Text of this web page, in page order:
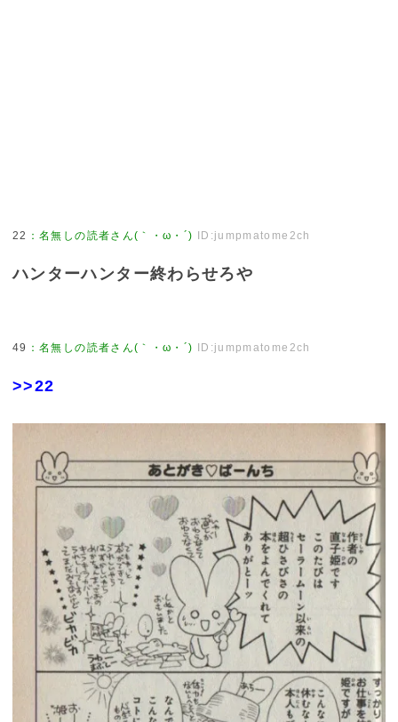
22 ：名無しの読者さん(｀・ω・´) ID:jumpmatome2ch
ハンターハンター終わらせろや
49 ：名無しの読者さん(｀・ω・´) ID:jumpmatome2ch
>>22